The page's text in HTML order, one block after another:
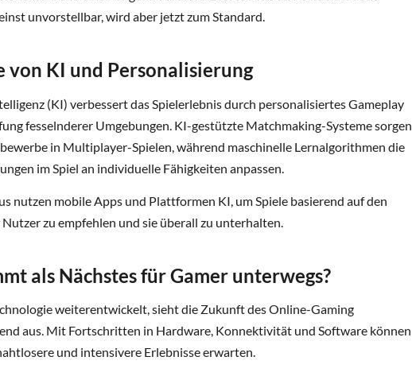
unvorstellbar, wird aber jetzt zum Standard.
von KI und Personalisierung
(KI) verbessert das Spielerlebnis durch personalisiertes Gameplay
fesselnderer Umgebungen. KI-gestützte Matchmaking-Systeme sorgen
in Multiplayer-Spielen, während maschinelle Lernalgorithmen die
im Spiel an individuelle Fähigkeiten anpassen.
nutzen mobile Apps und Plattformen KI, um Spiele basierend auf den
zu empfehlen und sie überall zu unterhalten.
als Nächstes für Gamer unterwegs?
weiterentwickelt, sieht die Zukunft des Online-Gaming
aus. Mit Fortschritten in Hardware, Konnektivität und Software können
und intensivere Erlebnisse erwarten.